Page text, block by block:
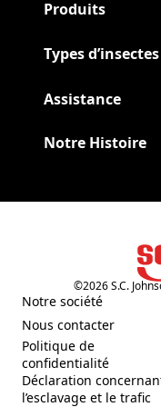
Produits
Types d’insectes
Assistance
Notre Histoire
©2026S.C.
Notre société
(Opens in a new tab)
Nous contacter
(Opens in a new tab)
Politique de
confidentialité
(Opens in a new tab)
Déclaration
l’esclavage et le trafic